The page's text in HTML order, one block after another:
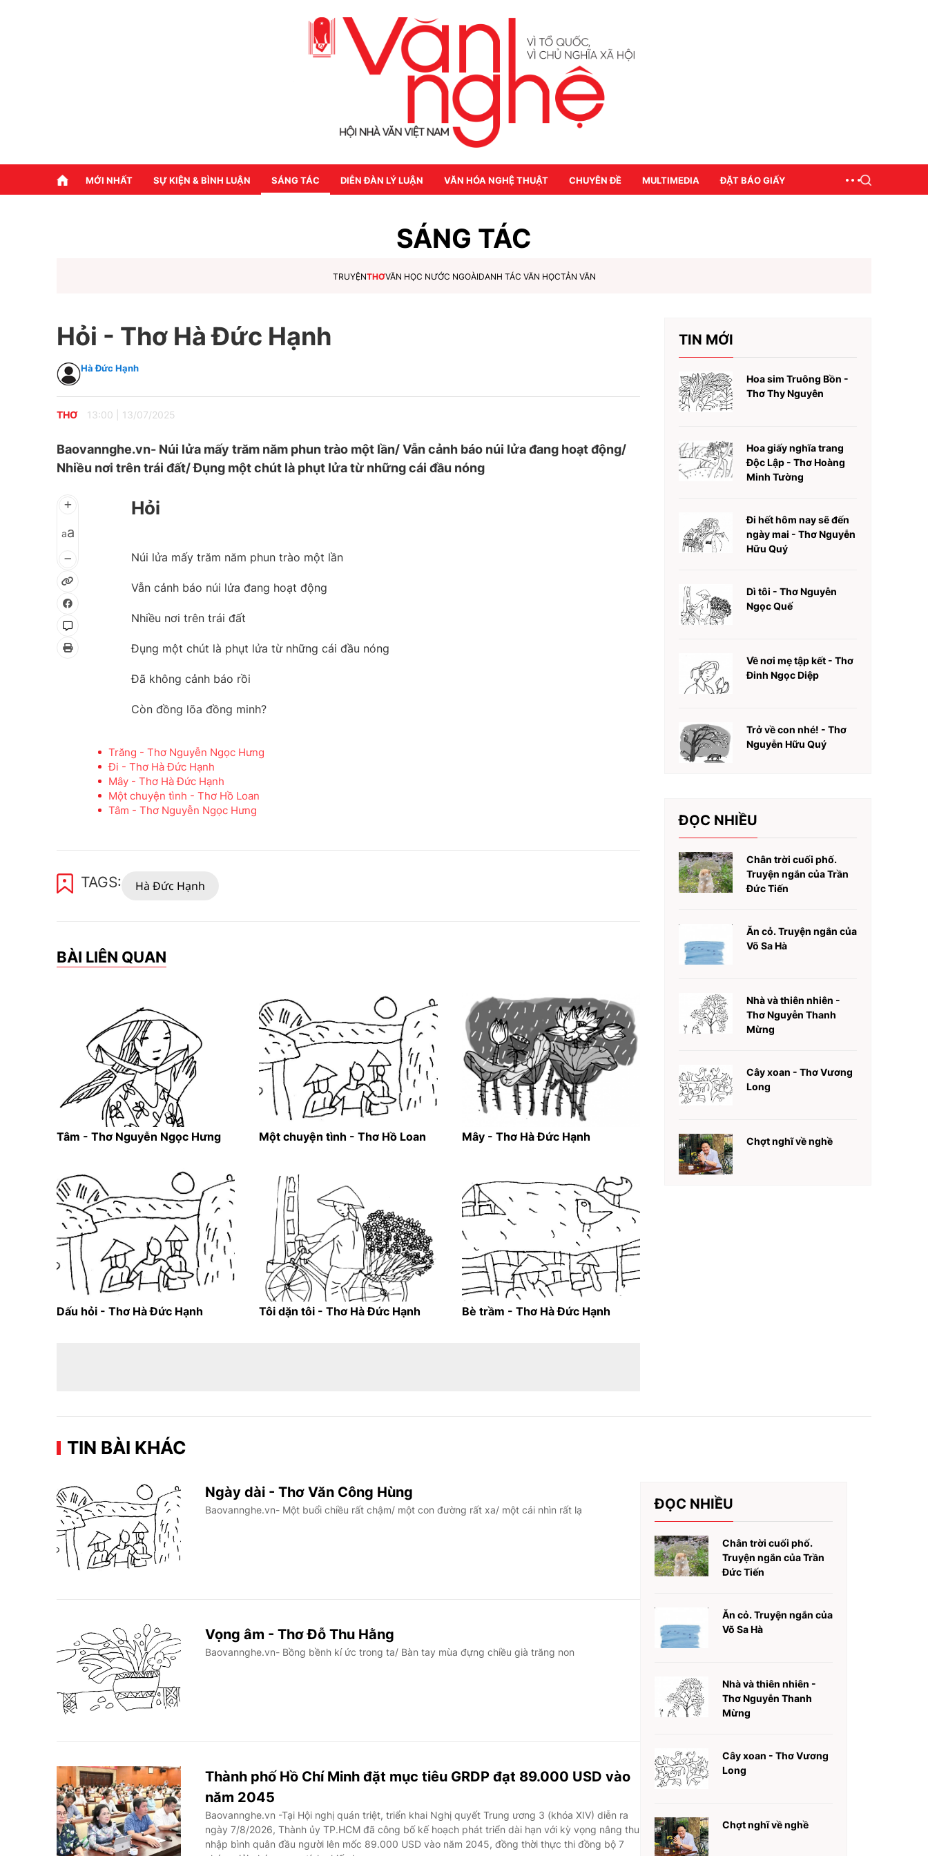
MỚI NHẤT SỰ KIỆN & BÌNH LUẬN SÁNG TÁC DIỄN ĐÀN LÝ LUẬN VĂN HÓA NGHỆ THUẬT CHUYÊN ĐỀ MULTIMEDIA ĐẶT BÁO GIẤY
SÁNG TÁC
TRUYỆNTHƠVĂN HỌC NƯỚC NGOÀIDANH TÁC VĂN HỌCTẢN VĂN
Hỏi - Thơ Hà Đức Hạnh
Hà Đức Hạnh
THƠ 13:00 13/07/2025
Baovannghe.vn- Núi lửa mấy trăm năm phun trào một lần/ Vẫn cảnh báo núi lửa đang hoạt động/
Nhiều nơi trên trái đất/ Đụng một chút là phụt lửa từ những cái đầu nóng
aa
Hỏi
Núi lửa mấy trăm năm phun trào một lần
Vẫn cảnh báo núi lửa đang hoạt động
Nhiều nơi trên trái đất
Đụng một chút là phụt lửa từ những cái đầu nóng
Đã không cảnh báo rồi
Còn đồng lõa đồng minh?
Trăng - Thơ Nguyễn Ngọc Hưng
Đi - Thơ Hà Đức Hạnh
Mây - Thơ Hà Đức Hạnh
Một chuyện tình - Thơ Hồ Loan
Tâm - Thơ Nguyễn Ngọc Hưng
TAGS: Hà Đức Hạnh
BÀI LIÊN QUAN
Tâm - Thơ Nguyễn Ngọc Hưng Một chuyện tình - Thơ Hồ Loan Mây - Thơ Hà Đức Hạnh
Dấu hỏi - Thơ Hà Đức Hạnh Tôi dặn tôi - Thơ Hà Đức Hạnh Bè trầm - Thơ Hà Đức Hạnh
TIN MỚI
Hoa sim Truông Bồn -
Thơ Thy Nguyên
Hoa giấy nghĩa trang
Độc Lập - Thơ Hoàng
Minh Tường
Đi hết hôm nay sẽ đến
ngày mai - Thơ Nguyễn
Hữu Quý
Dì tôi - Thơ Nguyễn
Ngọc Quế
Về nơi mẹ tập kết - Thơ
Đinh Ngọc Diệp
Trở về con nhé! - Thơ
Nguyễn Hữu Quý
ĐỌC NHIỀU
Chân trời cuối phố.
Truyện ngắn của Trần
Đức Tiến
Ăn cỏ. Truyện ngắn của
Võ Sa Hà
Nhà và thiên nhiên -
Thơ Nguyễn Thanh
Mừng
Cây xoan - Thơ Vương
Long
Chợt nghĩ về nghề
TIN BÀI KHÁC
Ngày dài - Thơ Văn Công Hùng
Baovannghe.vn- Một buổi chiều rất chậm/ một con đường rất xa/ một cái nhìn rất lạ
Vọng âm - Thơ Đỗ Thu Hằng
Baovannghe.vn- Bồng bềnh kí ức trong ta/ Bàn tay mùa đựng chiều già trăng non
Thành phố Hồ Chí Minh đặt mục tiêu GRDP đạt 89.000 USD vào
năm 2045
Baovannghe.vn -Tại Hội nghị quán triệt, triển khai Nghị quyết Trung ương 3 (khóa XIV) diễn ra
ngày 7/8/2026, Thành ủy TP.HCM đã công bố kế hoạch phát triển dài hạn với kỳ vọng nâng thu
nhập bình quân đầu người lên mốc 89.000 USD vào năm 2045, đồng thời thực thi đồng bộ 7
ĐỌC NHIỀU
Chân trời cuối phố.
Truyện ngắn của Trần
Đức Tiến
Ăn cỏ. Truyện ngắn của
Võ Sa Hà
Nhà và thiên nhiên -
Thơ Nguyễn Thanh
Mừng
Cây xoan - Thơ Vương
Long
Chợt nghĩ về nghề